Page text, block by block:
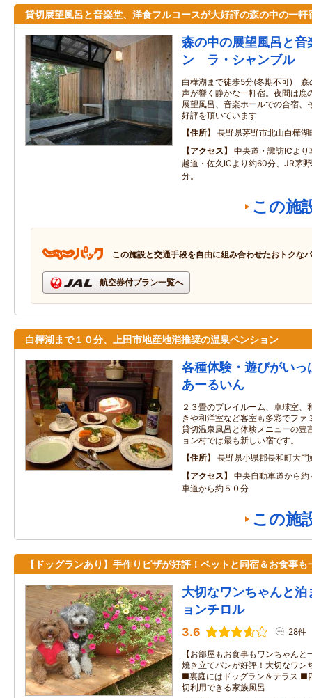
貸切展望風呂と音楽堂、洋食フルコースが大好評の森の中の一軒
森の中の展望風呂と
ン ラ・シャンブル
白樺湖まで徒歩5分(冬期不可) 森
声が響く静かな一軒宿。夜間は鹿
展望風呂、音楽ホールでの合宿、
好評を頂いています
住所
長野県茅野市北山白樺湖
アクセス
中央道・諏訪ICよ
越道・佐久ICより約60分、JR茅
分。
この施
この施設と交通手段を自由に組み合わせたおトクな
航空券付プラン一覧へ
白樺湖まで１０分、上田市地産地消推奨の温泉ペンション
各種体験・遊びがい
あーるいん
２３畳のプレイルーム、卓球室、
きや和洋室など客室も多彩でファ
貸切温泉風呂と体験メニューの豊
ョン村では最も新しい宿です。
住所
長野県小県郡長和町大
アクセス
中央自動車道から
車道から約５０分
この施
【ドッグランあり】手作りピザが好評！ペットと同宿＆お食事も
大切なワンちゃんと
ョンチロル
3.6 28件
【お部屋もお食事もワンちゃん
焼き立てパンが好評！大切なワン
■裏庭にはドッグラン＆テラス ■
切利用できる家族風呂